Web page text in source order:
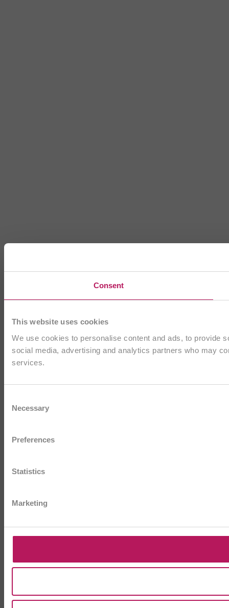
Consent
This website uses cookies
We use cookies to personalise content and ads, to provide
social media, advertising and analytics partners who may
services.
Selection
Necessary
Preferences
Statistics
Marketing